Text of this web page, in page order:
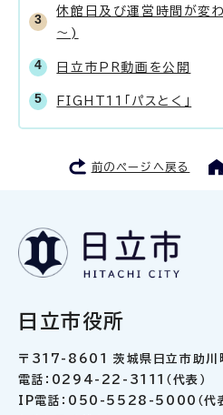
休館日及び運営時間が変
～)
日立市PR動画を公開
FIGHT11「パスとく」
前のページへ戻る
日立市役所
〒317-8601 茨城県日立市助川
電話：0294-22-3111（代表）
IP電話：050-5528-5000（代表